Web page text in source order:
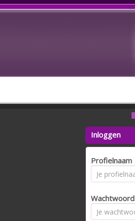
Inloggen
Profielnaam
Wachtwoord